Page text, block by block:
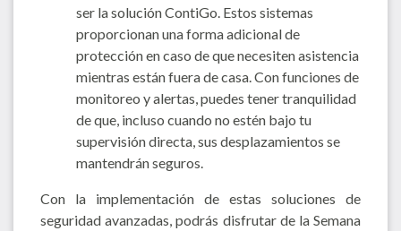
ser la solución ContiGo. Estos sistemas
proporcionan una forma adicional de
protección en caso de que necesiten asistencia
mientras están fuera de casa. Con funciones de
monitoreo y alertas, puedes tener tranquilidad
de que, incluso cuando no estén bajo tu
supervisión directa, sus desplazamientos se
mantendrán seguros.
Con la implementación de estas soluciones de
seguridad avanzadas, podrás disfrutar de la Semana